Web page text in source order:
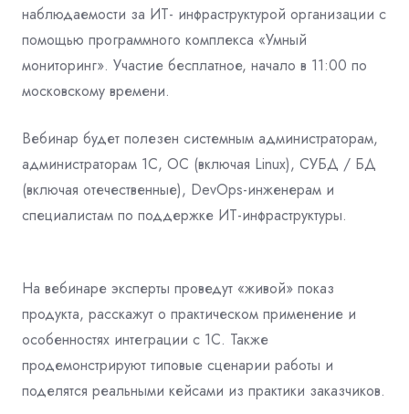
наблюдаемости за ИТ- инфраструктурой организации с
помощью программного комплекса «Умный
мониторинг». Участие бесплатное, начало в 11:00 по
московскому времени.
Вебинар будет полезен системным администраторам,
администраторам 1С, ОС (включая Linux), СУБД / БД
(включая отечественные), DevOps-инженерам и
специалистам по поддержке ИТ-инфраструктуры.
На вебинаре эксперты проведут «живой» показ
продукта, расскажут о практическом применение и
особенностях интеграции с 1С. Также
продемонстрируют типовые сценарии работы и
поделятся реальными кейсами из практики заказчиков.